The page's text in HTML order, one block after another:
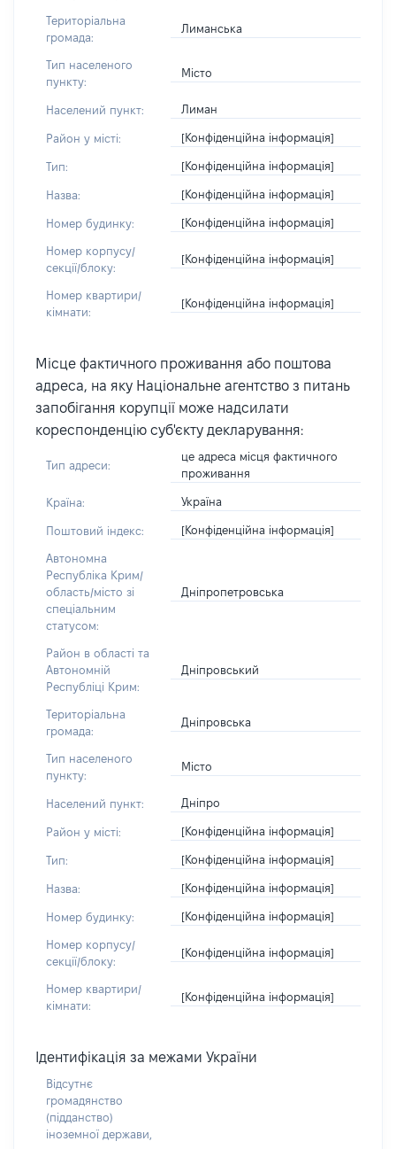
Територіальна
громада:
Лиманська
Тип населеного
пункту:
Місто
Населений пункт: Лиман
Район у місті: [Конфіденційна інформація]
Тип: [Конфіденційна інформація]
Назва: [Конфіденційна інформація]
Номер будинку: [Конфіденційна інформація]
Номер корпусу/
секції/блоку:
[Конфіденційна інформація]
Номер квартири/
кімнати:
[Конфіденційна інформація]
Місце фактичного проживання або поштова
адреса, на яку Національне агентство з питань
запобігання корупції може надсилати
кореспонденцію суб'єкту декларування:
Тип адреси:
це адреса місця фактичного
проживання
Країна: Україна
Поштовий індекс: [Конфіденційна інформація]
Автономна
Республіка Крим/
область/місто зі
спеціальним
статусом:
Дніпропетровська
Район в області та
Автономній
Республіці Крим:
Дніпровський
Територіальна
громада:
Дніпровська
Тип населеного
пункту:
Місто
Населений пункт: Дніпро
Район у місті: [Конфіденційна інформація]
Тип: [Конфіденційна інформація]
Назва: [Конфіденційна інформація]
Номер будинку: [Конфіденційна інформація]
Номер корпусу/
секції/блоку:
[Конфіденційна інформація]
Номер квартири/
кімнати:
[Конфіденційна інформація]
Ідентифікація за межами України
Відсутнє
громадянство
(підданство)
іноземної держави,